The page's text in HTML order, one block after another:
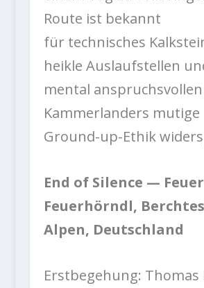
Route ist bekannt
für technisches
heikle Auslaufstellen
mental
Kammerlanders mutige
Ground-up-Ethik
End of Silence —
Feuerhörndl,
Alpen, Deutschland
Erstbegehung: Thomas